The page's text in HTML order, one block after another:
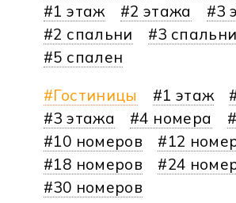
1 этаж
2 этажа
3
2 спальни
3 спальни
5 спален
Гостиницы
1 этаж
3 этажа
4 номера
10 номеров
12
18 номеров
24
30 номеров